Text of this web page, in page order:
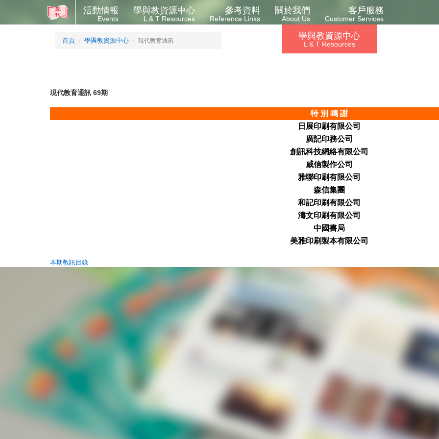
活動情報
Events
學與教資源中心
L & T Resources
參考資料
Reference Links
關於我們
About Us
客戶服務
Customer Services
首頁 學與教資源中心 現代教育通訊 學與教資源中心
L & T Resources
現代教育通訊 69期
特 別 鳴 謝
日展印刷有限公司
廣記印務公司
創訊科技網絡有限公司
威信製作公司
雅聯印刷有限公司
森信集團
和記印刷有限公司
濤文印刷有限公司
中國書局
美雅印刷製本有限公司
本期教訊目錄